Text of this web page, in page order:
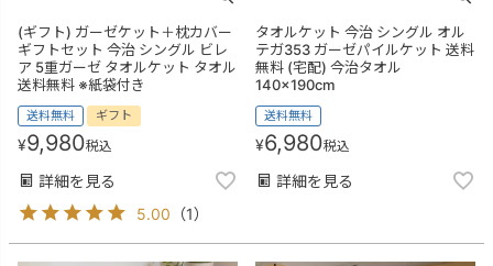
(ギフト) ガーゼケット＋枕カバー
ギフトセット 今治 シングル ビレ
ア 5重ガーゼ タオルケット タオル
送料無料 ※紙袋付き
送料無料 ギフト
¥9,980税込
詳細を見る
5.00 （1）
タオルケット 今治 シングル オル
テガ353 ガーゼパイルケット 送料
無料 (宅配) 今治タオル
140×190cm
送料無料
¥6,980税込
詳細を見る